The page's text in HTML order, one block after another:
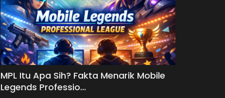
MPL Itu Apa Sih? Fakta Menarik Mobile
Legends Professio...